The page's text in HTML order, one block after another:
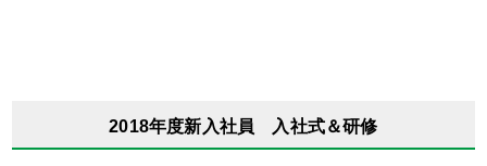
2018年度新入社員 入社式＆研修